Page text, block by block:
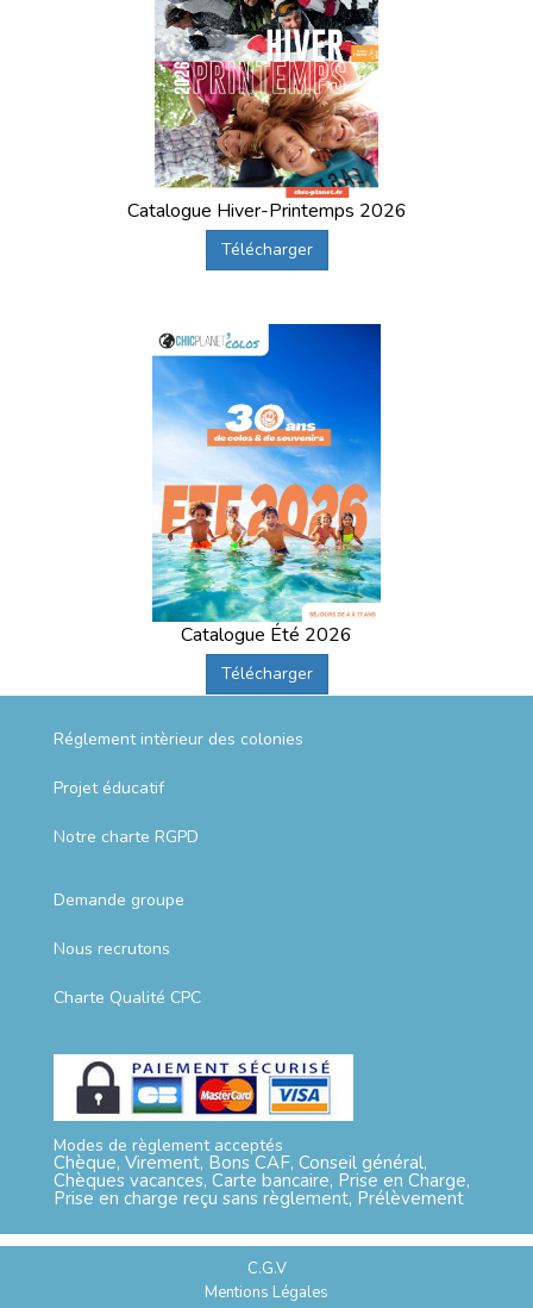
Catalogue Hiver-Printemps 2026
Télécharger
Catalogue Été 2026
Télécharger
Réglement intèrieur des colonies
Projet éducatif
Notre charte RGPD
Demande groupe
Nous recrutons
Charte Qualité CPC
Modes de règlement acceptés
Chèque, Virement, Bons CAF, Conseil général,
Chèques vacances, Carte bancaire, Prise en Charge,
Prise en charge reçu sans règlement, Prélèvement
C.G.V
Mentions Légales